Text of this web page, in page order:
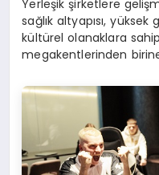
Yerleşik şirketlere
sağlık altyapısı,
kültürel olanaklara
megakentlerinden